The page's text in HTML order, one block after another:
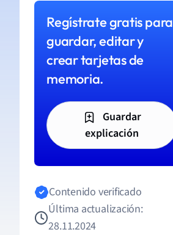
Regístrate gratis para
guardar, editar y
crear tarjetas de
memoria.
Guardar
explicación
Contenido verificado
Última actualización:
28.11.2024